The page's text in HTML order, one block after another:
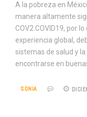
A la pobreza en
manera altamente
COV2.COVID19, por
experiencia global,
sistemas de salud y
encontrarse en
SONIA